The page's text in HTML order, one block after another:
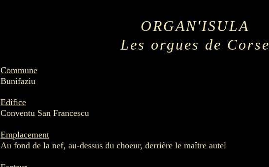
ORGAN'ISULA
Les orgues de Corse
Commune
Bunifaziu
Edifice
Conventu San Francescu
Emplacement
Au fond de la nef, au-dessus du choeur, derrière le maître autel